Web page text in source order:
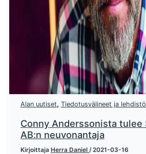
Alan uutiset, Tiedotusvälineet ja lehdistö
Conny Anderssonista tulee
AB:n neuvonantaja
Kirjoittaja Herra Daniel /2021-03-16